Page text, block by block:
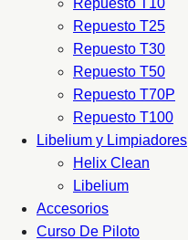
Repuesto T10
Repuesto T25
Repuesto T30
Repuesto T50
Repuesto T70P
Repuesto T100
Libelium y Limpiadores
Helix Clean
Libelium
Accesorios
Curso De Piloto